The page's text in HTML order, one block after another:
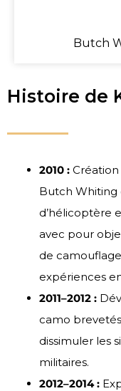
Butch
Histoire de
2010 :
Butch Whiting
d’hélicoptère
avec pour
de
expériences
2011–2012 :
camo
dissimuler les
militaires.
2012–2014 :